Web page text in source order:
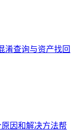
淆查询与资产找回
因和解决方法帮